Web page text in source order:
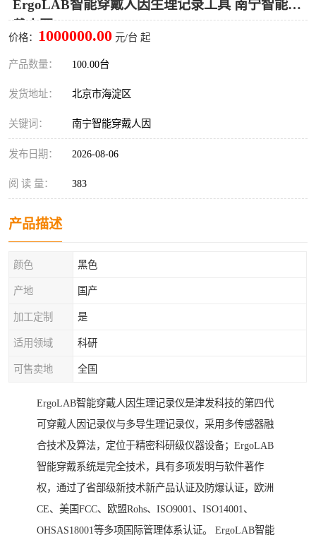
ErgoLAB智能穿戴人因生理记录工具 南宁智能穿
价格： 1000000.00 元/台 起
产品数量： 100.00台
发货地址： 北京市海淀区
关键词： 南宁智能穿戴人因
发布日期： 2026-08-06
阅 读 量： 383
产品描述
颜色 黑色
产地 国产
加工定制 是
适用领域 科研
可售卖地 全国
ErgoLAB智能穿戴人因生理记录仪是津发科技的第四代
可穿戴人因记录仪与多导生理记录仪，采用多传感器融
合技术及算法，定位于精密科研级仪器设备；ErgoLAB
智能穿戴系统是完全技术，具有多项发明与软件著作
权，通过了省部级新技术新产品认证及防爆认证，欧洲
CE、美国FCC、欧盟Rohs、ISO9001、ISO14001、
OHSAS18001等多项国际管理体系认证。 ErgoLAB智能